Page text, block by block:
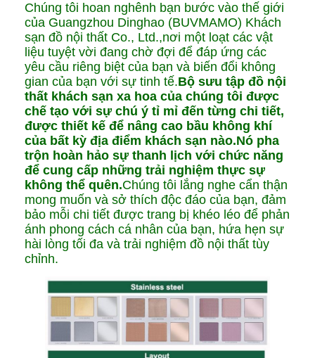
Chúng tôi hoan nghênh bạn bước vào thế giới
của Guangzhou Dinghao (BUVMAMO) Khách
sạn đồ nội thất Co., Ltd.,nơi một loạt các vật
liệu tuyệt vời đang chờ đợi để đáp ứng các
yêu cầu riêng biệt của bạn và biến đổi không
gian của bạn với sự tinh tế.Bộ sưu tập đồ nội
thất khách sạn xa hoa của chúng tôi được
chế tạo với sự chú ý tỉ mỉ đến từng chi tiết,
được thiết kế để nâng cao bầu không khí
của bất kỳ địa điểm khách sạn nào.Nó pha
trộn hoàn hảo sự thanh lịch với chức năng
để cung cấp những trải nghiệm thực sự
không thể quên.Chúng tôi lắng nghe cẩn thận
mong muốn và sở thích độc đáo của bạn, đảm
bảo mỗi chi tiết được trang bị khéo léo để phản
ánh phong cách cá nhân của bạn, hứa hẹn sự
hài lòng tối đa và trải nghiệm đồ nội thất tùy
chỉnh.